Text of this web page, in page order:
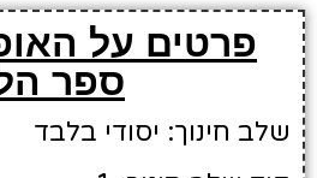
פרטים על
ספר
שלב חינוך: יסודי בלבד